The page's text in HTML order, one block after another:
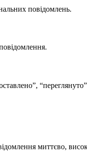
повідомлень.
миттєво,